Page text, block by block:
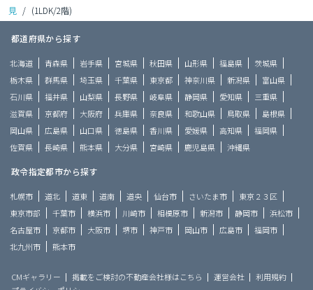
見
/ (1LDK/2階)
都道府県から探す
北海道 青森県 岩手県 宮城県 秋田県 山形県 福島県
茨城県
栃木県
群馬県 埼玉県 千葉県 東京都 神奈川県 新潟県
富山県
石川県
福井県 山梨県 長野県 岐阜県 静岡県 愛知県
三重県
滋賀県
京都府 大阪府 兵庫県 奈良県 和歌山県 鳥取県
島根県
岡山県
広島県 山口県 徳島県 香川県 愛媛県 高知県
福岡県
佐賀県
長崎県 熊本県 大分県 宮崎県 鹿児島県 沖縄県
政令指定都市から探す
札幌市 道北 道東 道南 道央 仙台市 さいたま市
東京２３区
東京市部
千葉市 横浜市 川崎市 相模原市 新潟市 静岡市
浜松市
名古屋市
京都市 大阪市 堺市 神戸市 岡山市 広島市
福岡市
北九州市
熊本市
CMギャラリー 掲載をご検討の不動産会社様はこちら 運営会社
利用規約